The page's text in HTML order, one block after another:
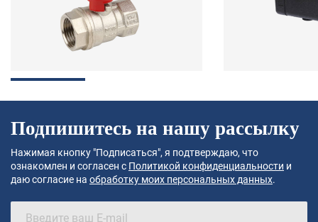
Подпишитесь на нашу рассылку
Нажимая кнопку "Подписаться", я подтверждаю, что
ознакомлен и согласен с Политикой конфиденциальности и
даю согласие на обработку моих персональных данных.